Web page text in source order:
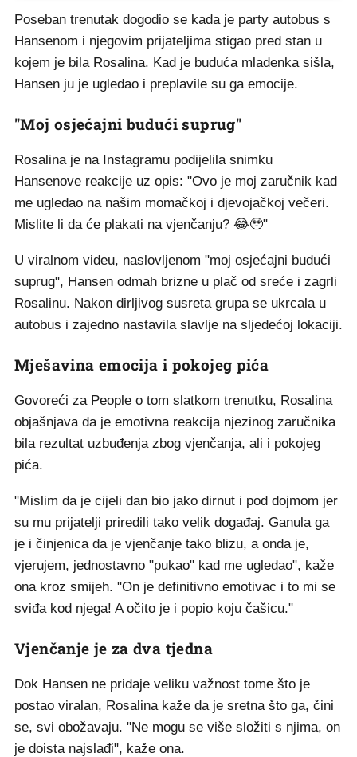
Poseban trenutak dogodio se kada je party autobus s
Hansenom i njegovim prijateljima stigao pred stan u
kojem je bila Rosalina. Kad je buduća mladenka sišla,
Hansen ju je ugledao i preplavile su ga emocije.
"Moj osjećajni budući suprug"
Rosalina je na Instagramu podijelila snimku
Hansenove reakcije uz opis: "Ovo je moj zaručnik kad
me ugledao na našim momačkoj i djevojačkoj večeri.
Mislite li da će plakati na vjenčanju? 😂🥹"
U viralnom videu, naslovljenom "moj osjećajni budući
suprug", Hansen odmah brizne u plač od sreće i zagrli
Rosalinu. Nakon dirljivog susreta grupa se ukrcala u
autobus i zajedno nastavila slavlje na sljedećoj lokaciji.
Mješavina emocija i pokojeg pića
Govoreći za People o tom slatkom trenutku, Rosalina
objašnjava da je emotivna reakcija njezinog zaručnika
bila rezultat uzbuđenja zbog vjenčanja, ali i pokojeg
pića.
"Mislim da je cijeli dan bio jako dirnut i pod dojmom jer
su mu prijatelji priredili tako velik događaj. Ganula ga
je i činjenica da je vjenčanje tako blizu, a onda je,
vjerujem, jednostavno "pukao" kad me ugledao", kaže
ona kroz smijeh. "On je definitivno emotivac i to mi se
sviđa kod njega! A očito je i popio koju čašicu."
Vjenčanje je za dva tjedna
Dok Hansen ne pridaje veliku važnost tome što je
postao viralan, Rosalina kaže da je sretna što ga, čini
se, svi obožavaju. "Ne mogu se više složiti s njima, on
je doista najslađi", kaže ona.